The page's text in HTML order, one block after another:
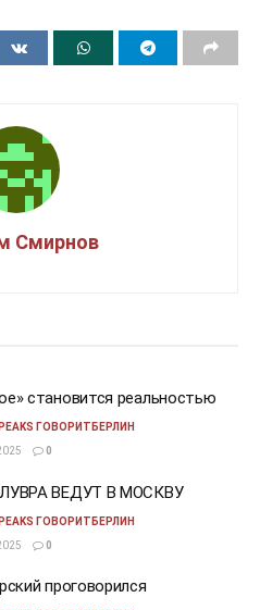
Смирнов
становится реальностью
ГОВОРИТБЕРЛИН
0
ВЕДУТ В МОСКВУ
ГОВОРИТБЕРЛИН
0
проговорился